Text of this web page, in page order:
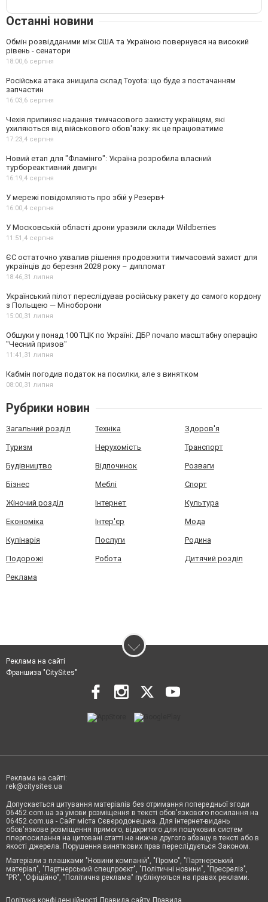
Останні новини
Обмін розвідданими між США та Україною повернувся на високий
рівень - сенатори
18:00,6 серпня
Російська атака знищила склад Toyota: що буде з постачанням
запчастин
16:03,6 серпня
Чехія припиняє надання тимчасового захисту українцям, які
ухиляються від військового обов'язку: як це працюватиме
17:23,4 серпня
Новий етап для "Фламінго": Україна розробила власний
турбореактивний двигун
16:19,4 серпня
У мережі повідомляють про збій у Резерв+
16:00,4 серпня
У Московській області дрони уразили склади Wildberries
11:51,4 серпня
ЄС остаточно ухвалив рішення продовжити тимчасовий захист для
українців до березня 2028 року – дипломат
18:46,31 липня
Український пілот переслідував російську ракету до самого кордону
з Польщею — Міноборони
15:00,31 липня
Обшуки у понад 100 ТЦК по Україні: ДБР почало масштабну операцію
"Чесний призов"
11:41,31 липня
Кабмін погодив податок на посилки, але з винятком
08:00,31 липня
Рубрики новин
Загальний розділ Техніка Здоров'я
Туризм Нерухомість Транспорт
Будівництво Відпочинок Розваги
Бізнес Меблі Спорт
Жіночий розділ Інтернет Культура
Економіка Інтер'єр Мода
Кулінарія Послуги Родина
Подорожі Робота Дитячий розділ
Реклама
Реклама на сайті
Франшиза "CitySites"
Реклама на сайті:
rek@citysites.ua
Допускається цитування матеріалів без отримання попередньої згоди
06452.com.ua за умови розміщення в тексті обов'язкового посилання на
06452.com.ua - Сайт міста Сєвєродонецька. Для інтернет-видань
обов'язкове розміщення прямого, відкритого для пошукових систем
гіперпосилання на цитовані статті не нижче другого абзацу в тексті або в
якості джерела. Порушення виняткових прав переслідується Законом.
Матеріали з плашками "Новини компаній", "Промо", "Партнерський
матеріал", "Партнерський спецпроєкт", "Політичні новини", "Пресреліз",
"PR", "Офіційно", "Політична реклама" публікуються на правах реклами.
Політика конфіденційності Правила сайту Правила